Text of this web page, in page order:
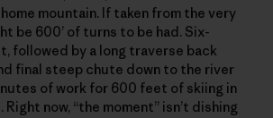
mountain. If taken from the very
be 600’ of turns to be had. Six-
followed by a long traverse back
final steep chute down to the river
of work for 600 feet of skiing in
now, “the moment” isn’t dishing